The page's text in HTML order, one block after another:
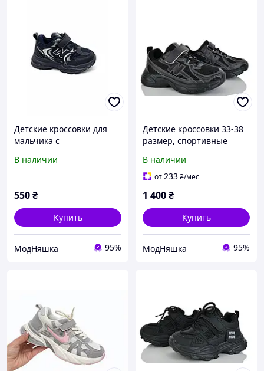
Детские кроссовки для
мальчика с
спортивные (размеры
В наличии
550₴
Купить
МодНяшка 95%
Детские кроссовки 33-38
размер, спортивные
мальчика, черные
подростковые кроссовки
В наличии
от233₴/мес
1 400₴
Купить
МодНяшка 95%